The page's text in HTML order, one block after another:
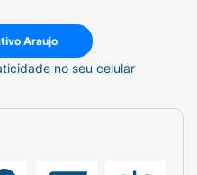
Araujo
no seu celular